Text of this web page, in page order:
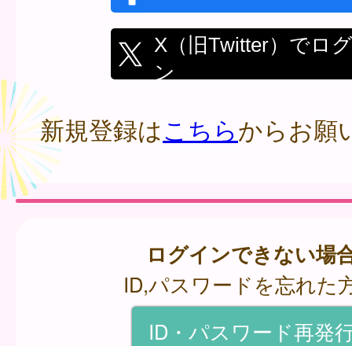
X（旧Twitter）でロ
ン
新規登録はこちらからお願
ログインできない場
ID,パスワードを忘れた
ID・パスワード再発